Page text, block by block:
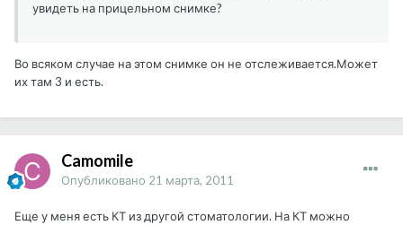
увидеть на прицельном снимке?
Во всяком случае на этом снимке он не отслеживается.Может
их там 3 и есть.
Camomile
Опубликовано 21 марта, 2011
Еще у меня есть КТ из другой стоматологии. На КТ можно